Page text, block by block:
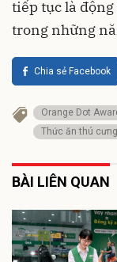
tiếp tục là
trong những
Chia sẻ Facebook
Orange Dot
Thức ăn thú cưng
BÀI LIÊN QUAN